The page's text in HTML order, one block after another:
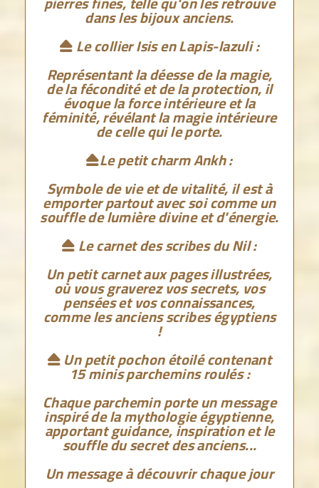
dans les bijoux anciens.
 Le collier Isis en Lapis-lazuli :
Représentant la déesse de la magie,
de la fécondité et de la protection, il
évoque la force intérieure et la
féminité, révélant la magie intérieure
de celle qui le porte.
Le petit charm Ankh :
Symbole de vie et de vitalité, il est à
emporter partout avec soi comme un
souffle de lumière divine et d'énergie.
 Le carnet des scribes du Nil :
Un petit carnet aux pages illustrées,
où vous graverez vos secrets, vos
pensées et vos connaissances,
comme les anciens scribes égyptiens
!
 Un petit pochon étoilé contenant
15 minis parchemins roulés :
Chaque parchemin porte un message
inspiré de la mythologie égyptienne,
apportant guidance, inspiration et le
souffle du secret des anciens...
Un message à découvrir chaque jour